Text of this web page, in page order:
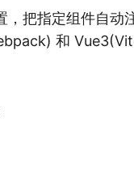
把指定组件自动
和